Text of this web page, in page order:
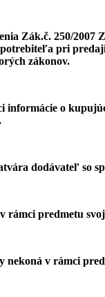
Zák.č. 250/2007
pri
zákonov.
o
dodávateľ so
predmetu
v rámci